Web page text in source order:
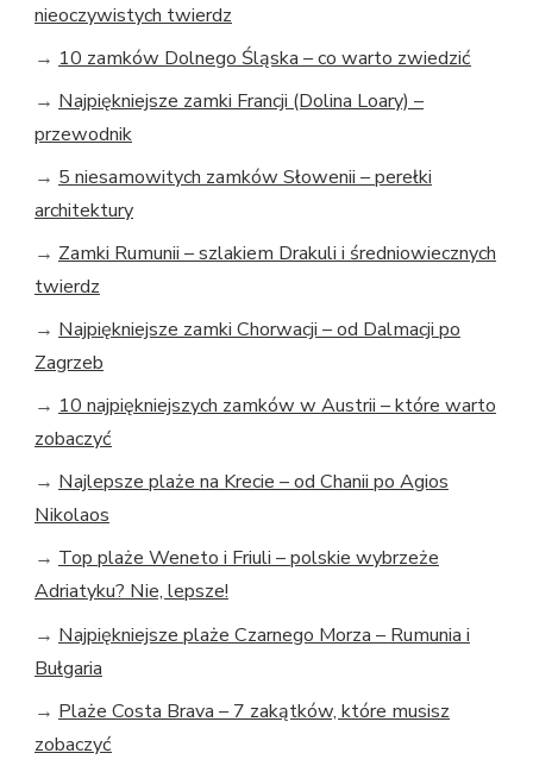
nieoczywistych twierdz
→ 10 zamków Dolnego Śląska – co warto zwiedzić
→ Najpiękniejsze zamki Francji (Dolina Loary) –
przewodnik
→ 5 niesamowitych zamków Słowenii – perełki
architektury
→ Zamki Rumunii – szlakiem Drakuli i średniowiecznych
twierdz
→ Najpiękniejsze zamki Chorwacji – od Dalmacji po
Zagrzeb
→ 10 najpiękniejszych zamków w Austrii – które warto
zobaczyć
→ Najlepsze plaże na Krecie – od Chanii po Agios
Nikolaos
→ Top plaże Weneto i Friuli – polskie wybrzeże
Adriatyku? Nie, lepsze!
→ Najpiękniejsze plaże Czarnego Morza – Rumunia i
Bułgaria
→ Plaże Costa Brava – 7 zakątków, które musisz
zobaczyć